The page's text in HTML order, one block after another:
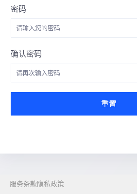
密码
确认密码
重置
服务条款 隐私政策